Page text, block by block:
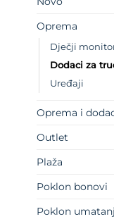
Oprema
Dječji
Dodaci za
Uređaji
Oprema i
Outlet
Plaža
Poklon bonovi
Poklon